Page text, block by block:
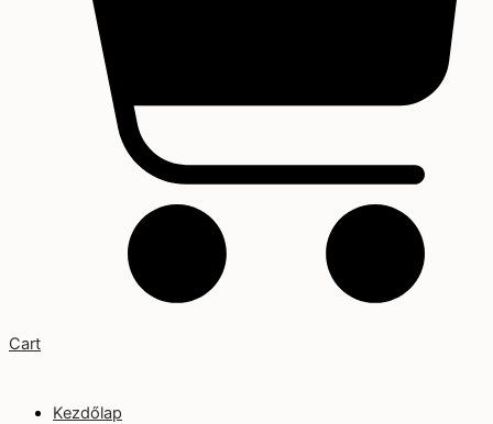
Cart
Kezdőlap